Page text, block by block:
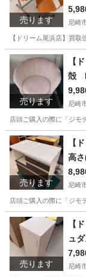
売ります
× 幅
尼崎
【ドリーム尾浜店】買
兵庫 尼崎市 テ
売ります
【
殻
2×
尼崎
店頭ご購入の際に「ジ
兵庫 尼崎市 ソ
売ります
【
高
ガレ
尼崎
店頭ご購入の際に「ジ
兵庫 尼崎市 収
売ります
【
ュ
約
尼崎